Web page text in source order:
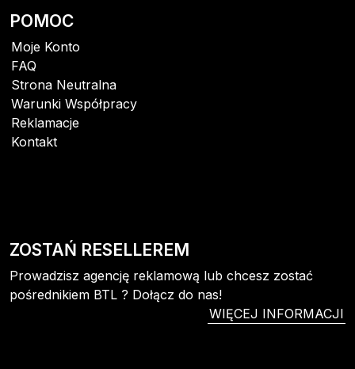
POMOC
Moje Konto
FAQ
Strona Neutralna
Warunki Współpracy
Reklamacje
Kontakt
ZOSTAŃ RESELLEREM
Prowadzisz agencję reklamową lub chcesz zostać
pośrednikiem BTL ? Dołącz do nas!
WIĘCEJ INFORMACJI